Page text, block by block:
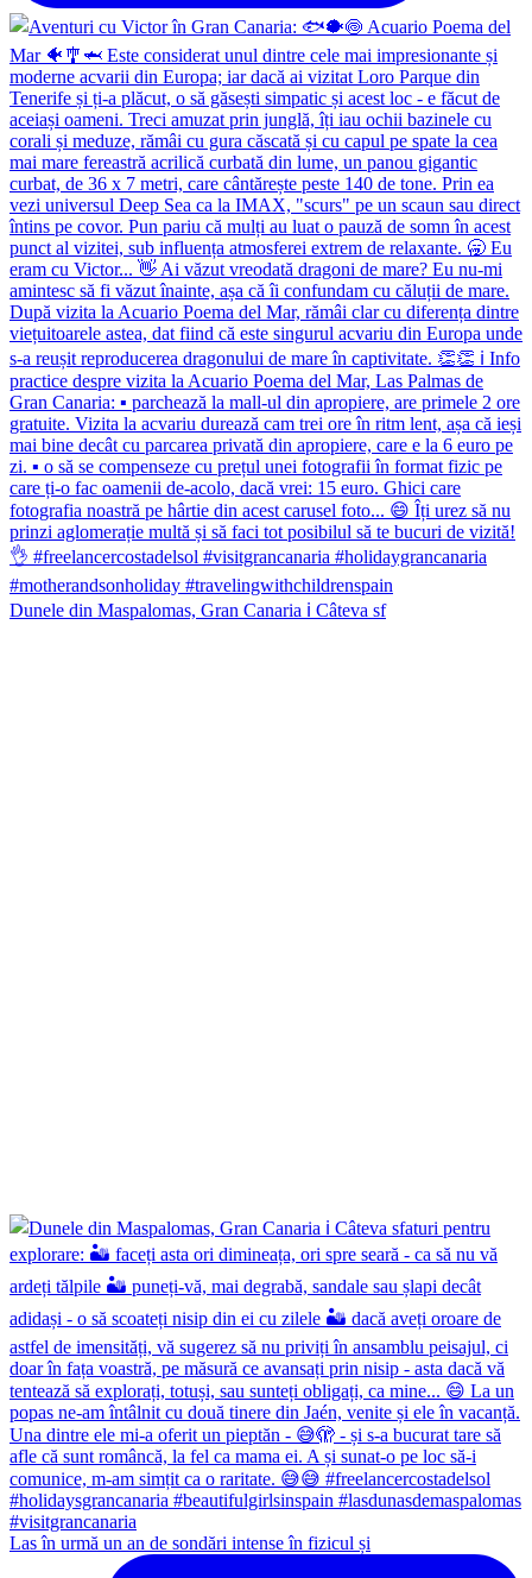
Dunele din Maspalomas, Gran Canaria ℹ️ Câteva sf
Las în urmă un an de sondări intense în fizicul și